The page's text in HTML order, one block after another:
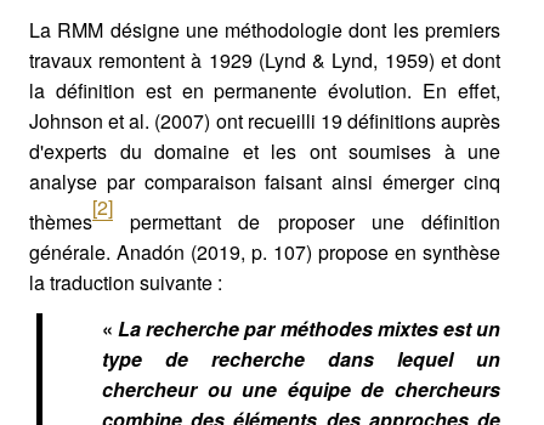
La RMM désigne une méthodologie dont les premiers
travaux remontent à 1929 (Lynd & Lynd, 1959) et dont
la définition est en permanente évolution. En effet,
Johnson et al. (2007) ont recueilli 19 définitions auprès
d'experts du domaine et les ont soumises à une
analyse par comparaison faisant ainsi émerger cinq
thèmes[2] permettant de proposer une définition
générale. Anadón (2019, p. 107) propose en synthèse
la traduction suivante :
«La recherche par méthodes mixtes est un
type de recherche dans lequel un
chercheur ou une équipe de chercheurs
combine des éléments des approches de